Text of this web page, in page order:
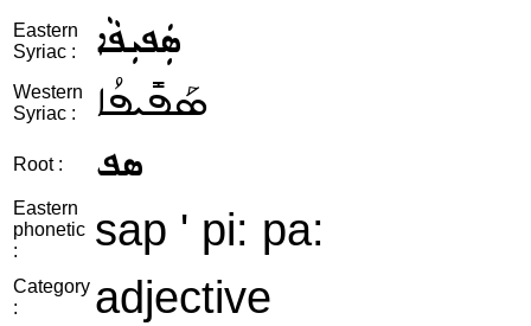
Eastern
Syriac :
ܣܲܦܝܼܦܵܐ
Western
Syriac :
ܣܰܦܺܝܦܳܐ
Root : ܣܦ
Eastern
phonetic
:
sap ' pi: pa:
Category
:
adjective